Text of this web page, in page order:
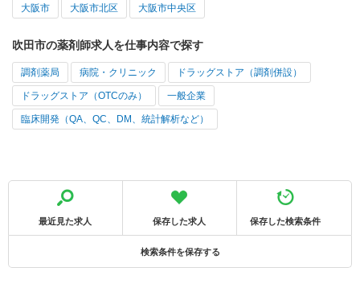
大阪市 大阪市北区 大阪市中央区
吹田市の薬剤師求人を仕事内容で探す
調剤薬局 病院・クリニック ドラッグストア（調剤併設）
ドラッグストア（OTCのみ） 一般企業
臨床開発（QA、QC、DM、統計解析など）
最近見た求人 保存した求人 保存した検索条件
検索条件を保存する